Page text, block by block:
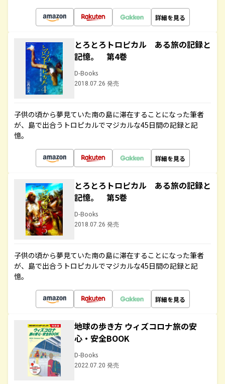
詳細を見る
とろとろトロピカル ある旅の記録と
記憶。 第4巻
D-Books
2018.07.26 発売
子供の頃から夢見ていた南の島に滞在することになった筆者
が、島で出合うトロピカルでマジカルな45日間の記録と記
憶。
詳細を見る
とろとろトロピカル ある旅の記録と
記憶。 第5巻
D-Books
2018.07.26 発売
子供の頃から夢見ていた南の島に滞在することになった筆者
が、島で出合うトロピカルでマジカルな45日間の記録と記
憶。
詳細を見る
地球の歩き方 ウィズコロナ旅の安
心・安全BOOK
D-Books
2022.07.20 発売